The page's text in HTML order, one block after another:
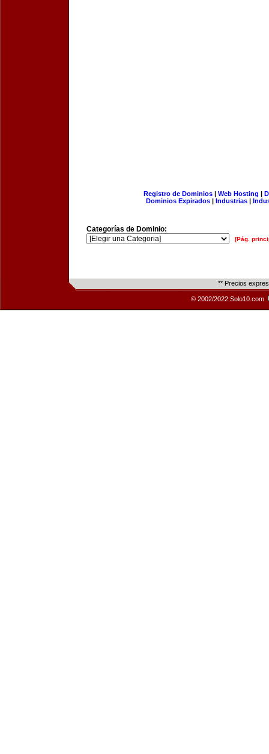
Registro de Dominios| Web Hosting |
Dominios Expirados | Industrias |
Categorías de Dominio:
[Pág.
** Precios
© 2002/2022 Solo10.com